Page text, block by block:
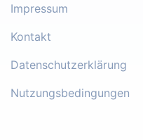
Impressum
Kontakt
Datenschutzerklärung
Nutzungsbedingungen